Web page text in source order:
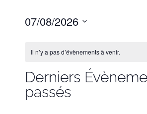
07/08/2026
date.
de
Évènements
Il n’y a pas d’évènements à venir.
Derniers
passés